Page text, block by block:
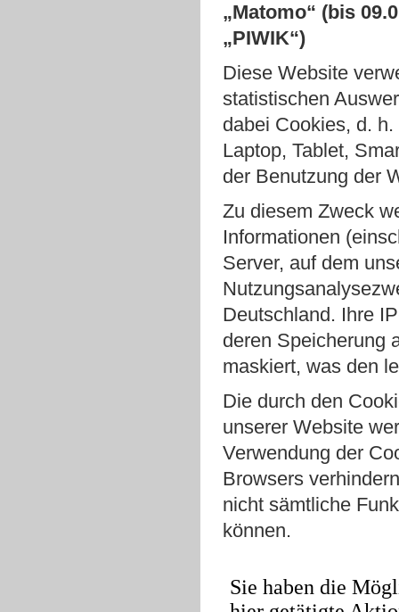
„Matomo“ (bis
„PIWIK“)
Diese Website
statistischen
dabei Cookies, d.
Laptop, Tablet,
der Benutzung der
Zu diesem Zweck
Informationen
Server, auf dem
Deutschland. Ihre
deren Speicherung
maskiert, was den
Die durch den
unserer Website
Verwendung der
Browsers
nicht sämtliche
können.